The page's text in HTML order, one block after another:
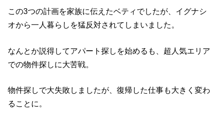
この3つの計画を家族に伝えたベティでしたが、イグナシ
オから一人暮らしを猛反対されてしまいました。
なんとか説得してアパート探しを始めるも、超人気エリア
での物件探しに大苦戦。
物件探しで大失敗しましたが、復帰した仕事も大きく変わ
ることに。